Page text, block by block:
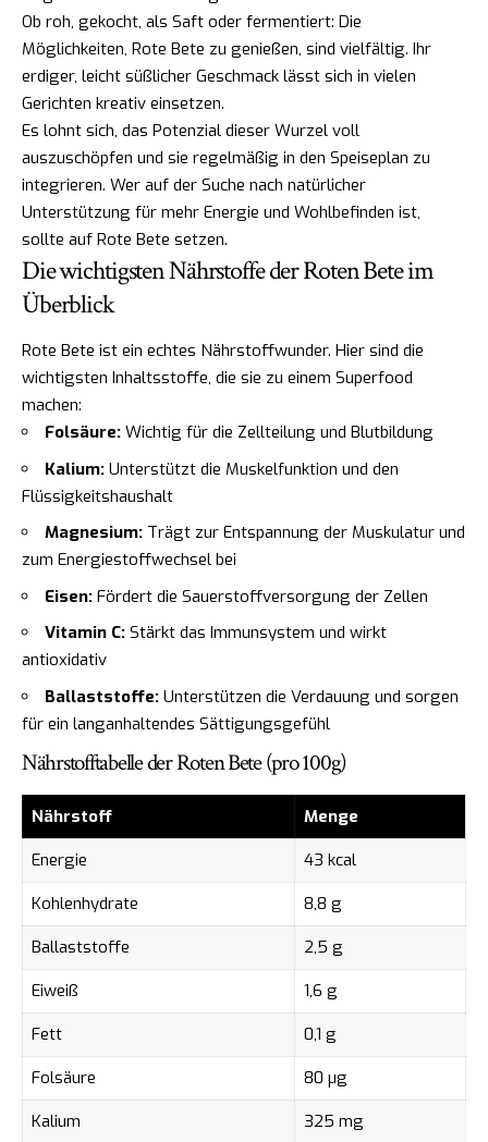
Ob roh, gekocht, als Saft oder fermentiert: Die
Möglichkeiten, Rote Bete zu genießen, sind vielfältig. Ihr
erdiger, leicht süßlicher Geschmack lässt sich in vielen
Gerichten kreativ einsetzen.
Es lohnt sich, das Potenzial dieser Wurzel voll
auszuschöpfen und sie regelmäßig in den Speiseplan zu
integrieren. Wer auf der Suche nach natürlicher
Unterstützung für mehr Energie und Wohlbefinden ist,
sollte auf Rote Bete setzen.
Die wichtigsten Nährstoffe der Roten Bete im
Überblick
Rote Bete ist ein echtes Nährstoffwunder. Hier sind die
wichtigsten Inhaltsstoffe, die sie zu einem Superfood
machen:
Folsäure: Wichtig für die Zellteilung und Blutbildung
Kalium: Unterstützt die Muskelfunktion und den
Flüssigkeitshaushalt
Magnesium: Trägt zur Entspannung der Muskulatur und
zum Energiestoffwechsel bei
Eisen: Fördert die Sauerstoffversorgung der Zellen
Vitamin C: Stärkt das Immunsystem und wirkt
antioxidativ
Ballaststoffe: Unterstützen die Verdauung und sorgen
für ein langanhaltendes Sättigungsgefühl
Nährstofftabelle der Roten Bete (pro 100g)
Nährstoff
Menge
Energie
43 kcal
Kohlenhydrate
8,8 g
Ballaststoffe
2,5 g
Eiweiß
1,6 g
Fett
0,1 g
Folsäure
80 µg
Kalium
325 mg